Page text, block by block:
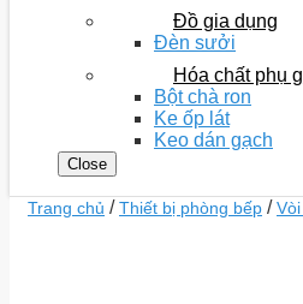
Đồ gia dụng
Đèn sưởi
Hóa chất phụ
Bột chà ron
Ke ốp lát
Keo dán gạch
Close
Trang chủ / Thiết bị phòng bếp /